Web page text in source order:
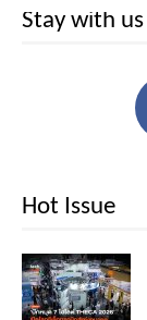
Stay with us
Hot Issue